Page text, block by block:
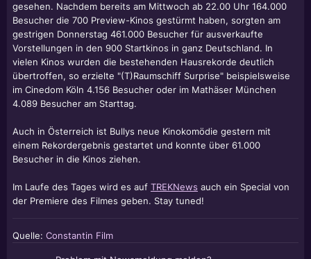
gesehen. Nachdem bereits am Mittwoch ab 22.00 Uhr 164.000
Besucher die 700 Preview-Kinos gestürmt haben, sorgten am
gestrigen Donnerstag 461.000 Besucher für ausverkaufte
Vorstellungen in den 900 Startkinos in ganz Deutschland. In
vielen Kinos wurden die bestehenden Hausrekorde deutlich
übertroffen, so erzielte "(T)Raumschiff Surprise" beispielsweise
im Cinedom Köln 4.156 Besucher oder im Mathäser München
4.089 Besucher am Starttag.
Auch in Österreich ist Bullys neue Kinokomödie gestern mit
einem Rekordergebnis gestartet und konnte über 61.000
Besucher in die Kinos ziehen.
Im Laufe des Tages wird es auf TREKNews auch ein Special von
der Premiere des Filmes geben. Stay tuned!
Quelle: Constantin Film